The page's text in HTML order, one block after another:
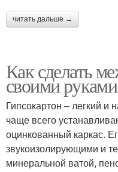
читать дальше →
Как сделать
своими
Гипсокартон – легкий
чаще всего
оцинкованный каркас.
звукоизолирующими и
минеральной ватой,